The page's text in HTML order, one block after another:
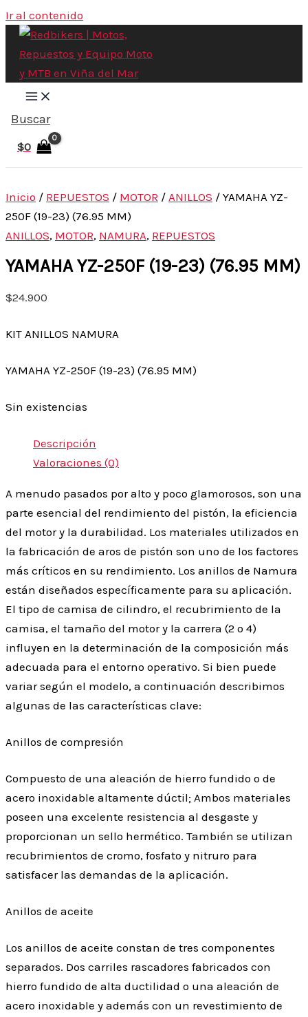
Ir al contenido
Buscar
$0
Inicio / REPUESTOS / MOTOR / ANILLOS / YAMAHA YZ-
250F (19-23) (76.95 MM)
ANILLOS, MOTOR, NAMURA, REPUESTOS
YAMAHA YZ-250F (19-23) (76.95 MM)
$24.900
KIT ANILLOS NAMURA
YAMAHA YZ-250F (19-23) (76.95 MM)
Sin existencias
Descripción
Valoraciones (0)
A menudo pasados por alto y poco glamorosos, son una
parte esencial del rendimiento del pistón, la eficiencia
del motor y la durabilidad. Los materiales utilizados en
la fabricación de aros de pistón son uno de los factores
más críticos en su rendimiento. Los anillos de Namura
están diseñados específicamente para su aplicación.
El tipo de camisa de cilindro, el recubrimiento de la
camisa, el tamaño del motor y la carrera (2 o 4)
influyen en la determinación de la composición más
adecuada para el entorno operativo. Si bien puede
variar según el modelo, a continuación describimos
algunas de las características clave:
Anillos de compresión
Compuesto de una aleación de hierro fundido o de
acero inoxidable altamente dúctil; Ambos materiales
poseen una excelente resistencia al desgaste y
proporcionan un sello hermético. También se utilizan
recubrimientos de cromo, fosfato y nitruro para
satisfacer las demandas de la aplicación.
Anillos de aceite
Los anillos de aceite constan de tres componentes
separados. Dos carriles rascadores fabricados con
hierro fundido de alta ductilidad o una aleación de
acero inoxidable y además con un revestimiento de